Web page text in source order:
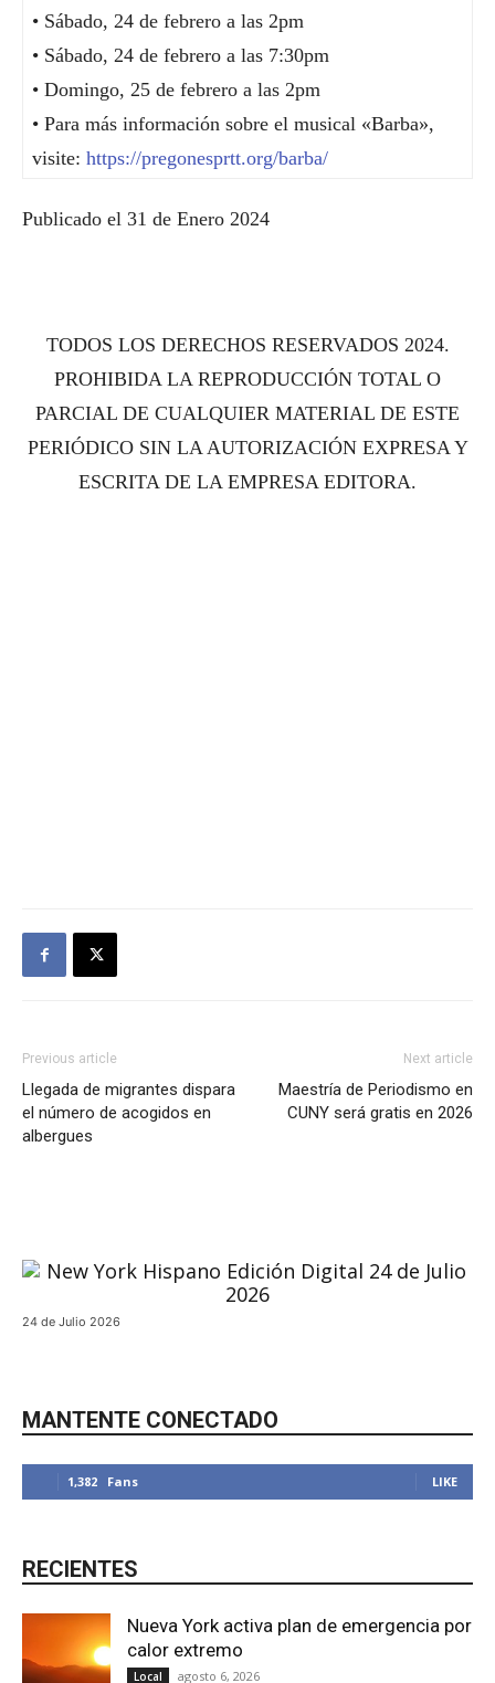
• Sábado, 24 de febrero a las 2pm
• Sábado, 24 de febrero a las 7:30pm
• Domingo, 25 de febrero a las 2pm
• Para más información sobre el musical «Barba»,
visite: https://pregonesprtt.org/barba/
Publicado el 31 de Enero 2024
TODOS LOS DERECHOS RESERVADOS 2024.
PROHIBIDA LA REPRODUCCIÓN TOTAL O
PARCIAL DE CUALQUIER MATERIAL DE ESTE
PERIÓDICO SIN LA AUTORIZACIÓN EXPRESA Y
ESCRITA DE LA EMPRESA EDITORA.
Previous article
Llegada de migrantes dispara
el número de acogidos en
albergues
Next article
Maestría de Periodismo en
CUNY será gratis en 2026
24 de Julio 2026
MANTENTE CONECTADO
1,382 Fans LIKE
RECIENTES
Nueva York activa plan de emergencia por
calor extremo
Local agosto 6, 2026